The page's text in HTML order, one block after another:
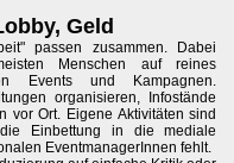
Geld
passen zusammen. Dabei
Menschen auf reines
Events und Kampagnen.
organisieren, Infostände
vor Ort. Eigene Aktivitäten sind
Einbettung in die mediale
EventmanagerInnen fehlt.